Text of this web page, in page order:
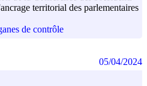
territorial des parlementaires
de contrôle
05/04/2024